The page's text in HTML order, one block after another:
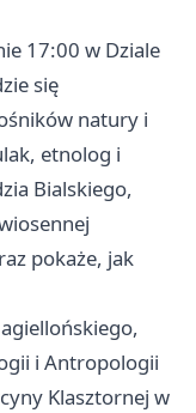
17:00 w Dziale
się
natury i
etnolog i
Bialskiego,
pokaże, jak
i Antropologii
Klasztornej w